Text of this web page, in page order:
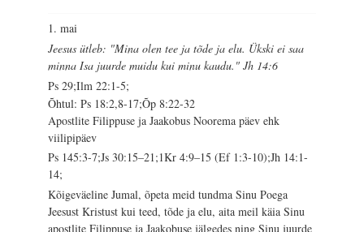
1. mai
Jeesus ütleb: "Mina olen tee ja tõde ja elu. Ükski ei saa
minna Isa juurde muidu kui minu kaudu." Jh 14:6
Ps 29;Ilm 22:1-5;
Õhtul: Ps 18:2,8-17;Õp 8:22-32
Apostlite Filippuse ja Jaakobus Noorema päev ehk
viilipipäev
Ps 145:3-7;Js 30:15–21;1Kr 4:9–15 (Ef 1:3-10);Jh 14:1-
14;
Kõigeväeline Jumal, õpeta meid tundma Sinu Poega
Jeesust Kristust kui teed, tõde ja elu, aita meil käia Sinu
apostlite Filippuse ja Jaakobuse jälgedes ning Sinu juurde